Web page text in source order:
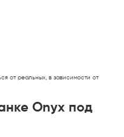
от реальных, в зависимости от
Onyx под